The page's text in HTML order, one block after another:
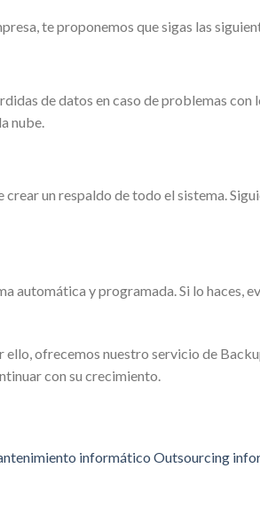
te proponemos que sigas las
de datos en caso de problemas con
nube.
un respaldo de todo el sistema.
y programada. Si lo haces,
ofrecemos nuestro servicio de
con su crecimiento.
informático Outsourcing